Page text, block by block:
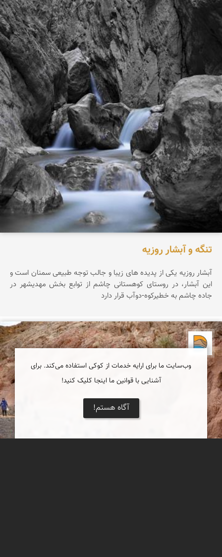
تنگه و آبشار روزیه
آبشار روزيه يکی از پديده های زيبا و جالب توجه طبيعی سمنان است و
اين آبشار، در روستای کوهستانی چاشم از توابع بخش مهديشهر در
جاده چاشم به خطیرکوه-دوآب قرار دارد
دریاچه کویر
وب‌سایت ما برای ارایه خدمات از کوکی استفاده می‌کند. برای
آشنایی با قوانین ما اینجا کلیک کنید!
آگاه هستم!